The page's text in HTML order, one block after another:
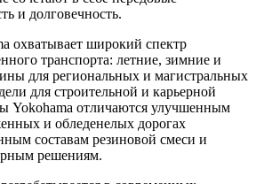
и долговечность.
охватывает широкий спектр
транспорта: летние, зимние и
для региональных и магистральных
для строительной и карьерной
Yokohama отличаются улучшенным
и обледенелых дорогах
составам резиновой смеси и
решениям.